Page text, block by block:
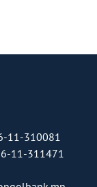
11-310081
11-311471